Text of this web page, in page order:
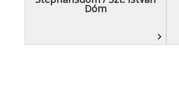
Dóm
navigate_next